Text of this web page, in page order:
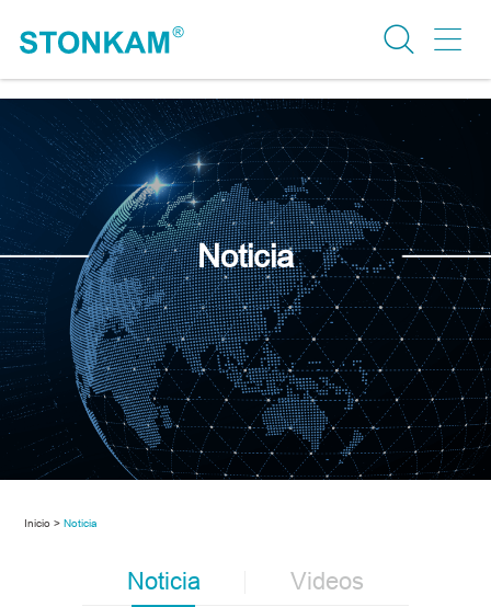
Noticia
Inicio > Noticia
Noticia Videos